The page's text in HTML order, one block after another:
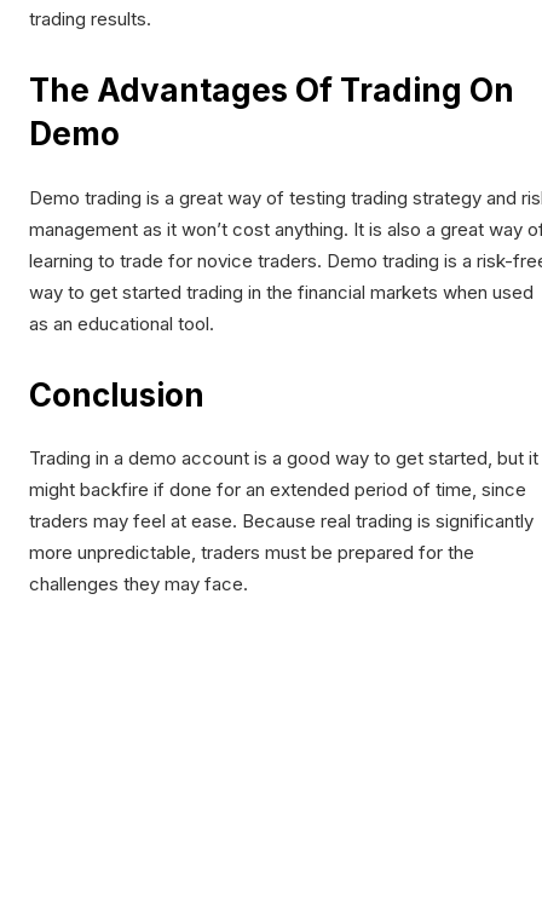
trading results.
The Advantages Of Trading On
Demo
Demo trading is a great way of testing trading strategy and
management as it won’t cost anything. It is also a great way
learning to trade for novice traders. Demo trading is a risk-
way to get started trading in the financial markets when used
as an educational tool.
Conclusion
Trading in a demo account is a good way to get started, but it
might backfire if done for an extended period of time, since
traders may feel at ease. Because real trading is significantly
more unpredictable, traders must be prepared for the
challenges they may face.